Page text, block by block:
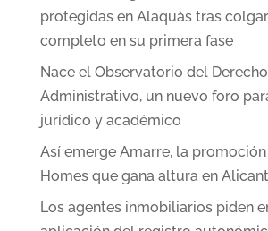
protegidas en Alaquàs tras
completo en su primera fase
Nace el Observatorio del
Administrativo, un nuevo foro
jurídico y académico
Así emerge Amarre, la
Homes que gana altura en
Los agentes inmobiliarios piden